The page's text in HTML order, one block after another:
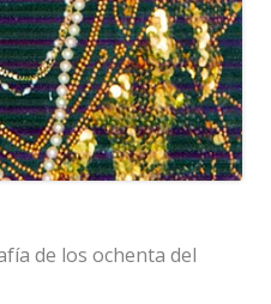
de los ochenta del